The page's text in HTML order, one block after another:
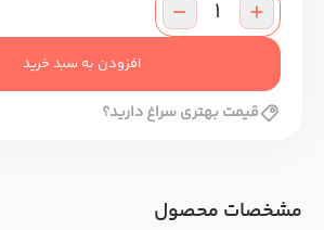
افزودن به سبد خرید
قیمت بهتری سراغ دارید؟
مشخصات محصول